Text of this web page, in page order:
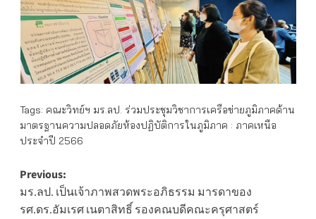
Tags: คณะวิทย์ฯ มร.ลป. ร่วมประชุมวิชาการเครือข่ายภูมิภาคด้าน
มาตรฐานความปลอดภัยห้องปฏิบัติการในภูมิภาค : ภาคเหนือ
ประจำปี 2566
Post
navigation
Previous:
มร.ลป. เป็นเจ้าภาพสวดพระอภิธรรม มารดาของ
รศ.ดร.อัมเรศ เนตาสิทธิ์ รองคณบดีคณะครุศาสตร์